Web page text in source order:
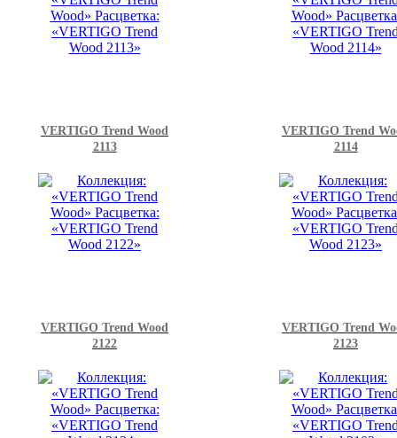
VERTIGO Trend Wood
2113
VERTIGO Trend
2114
VERTIGO Trend Wood
2122
VERTIGO Trend
2123